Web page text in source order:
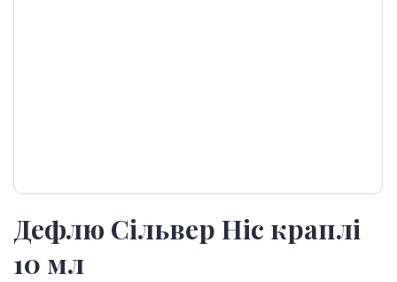
Дефлю Сільвер Ніс краплі
10 мл